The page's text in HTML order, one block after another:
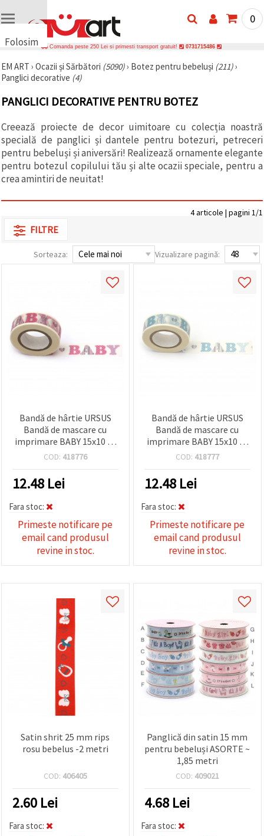
Folosim
uri
🍪 Folosim
și
similare
pentru a
asigura
funcționarea
corectă a
site-ului,
pentru a vă
dumneavoastră,
pentru a
traficul și a
afișa
inclusiv cu
ajutorul
partenerilor
noștri de
analiză și
marketing.
urile făcând
clic pe
"acceptati
toate!" Sau
în setări
un tip de
dat și
pe butonul
Аcceptati
0
Comanda peste 250 Lei si primesti transport gratuit! 0731715486
EM ART › Ocazii și Sărbători (5090)› Botez pentru bebeluși (211)›
Panglici decorative (4)
PANGLICI DECORATIVE PENTRU BOTEZ
Creează proiecte de decor uimitoare cu colecția noastră
specială de panglici și dantele pentru botezuri, petreceri
pentru bebeluși și aniversări! Realizează ornamente elegante
pentru botezul copilului tău și alte ocazii speciale, pentru a
crea amintiri de neuitat!
4 articole | pagini 1/1
FILTRE
Sorteaza: Vizualizare pagină:
Bandă de hârtie URSUS
Bandă de mascare cu
imprimare BABY 15x10 m
culoare albastru -1 bucată
COD: 418776
12.48 Lei
Fara stoc:
Primeste notificare pe
email cand produsul
revine in stoc.
Bandă de hârtie URSUS
Bandă de mascare cu
imprimare BABY 15x10 m
culoare roz -1 bucată
COD: 418777
12.48 Lei
Fara stoc:
Primeste notificare pe
email cand produsul
revine in stoc.
Satin shrit 25 mm rips
rosu bebelus -2 metri
COD: 406405
2.60 Lei
Fara stoc:
Panglică din satin 15 mm
pentru bebeluși ASORTE ~
1,85 metri
COD: 409021
4.68 Lei
Fara stoc: